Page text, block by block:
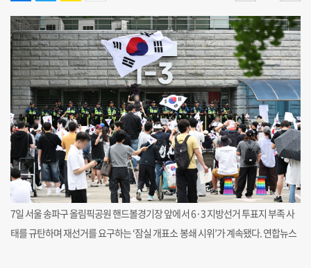
7일 서울 송파구 올림픽공원 핸드볼경기장 앞에서 6·3 지방선거 투표지 부족 사
태를 규탄하며 재선거를 요구하는 ‘잠실 개표소 봉쇄 시위’가 계속됐다. 연합뉴스